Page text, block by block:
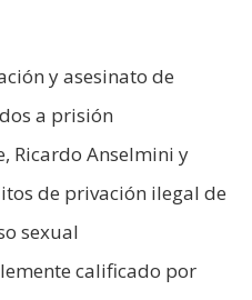
y asesinato de
a prisión
Ricardo Anselmini y
de privación ilegal de
sexual
calificado por